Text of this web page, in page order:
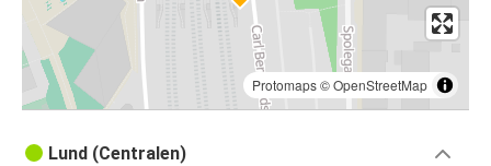
Protomaps©OpenStreetMap
Lund (Centralen)